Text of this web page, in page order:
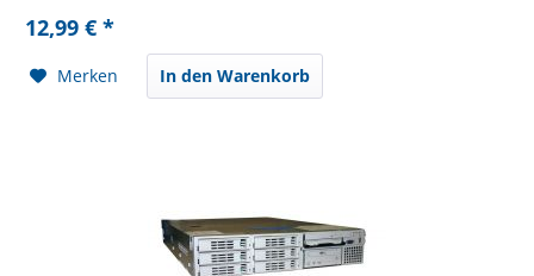
12,99 € *
Merken In den Warenkorb